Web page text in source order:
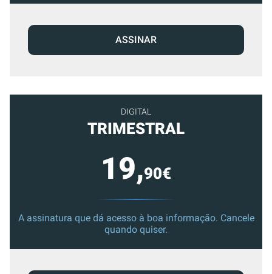
ASSINAR
DIGITAL
TRIMESTRAL
19,90€
A assinatura que dá acesso à boa informação. Cancele
quando quiser.